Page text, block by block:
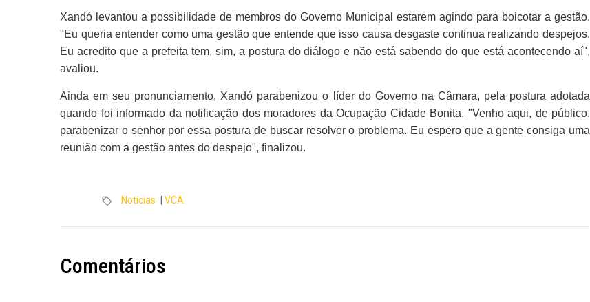
Xandó levantou a possibilidade de membros do Governo Municipal estarem agindo para boicotar a gestão.
"Eu queria entender como uma gestão que entende que isso causa desgaste continua realizando despejos.
Eu acredito que a prefeita tem, sim, a postura do diálogo e não está sabendo do que está acontecendo aí",
avaliou.
Ainda em seu pronunciamento, Xandó parabenizou o líder do Governo na Câmara, pela postura adotada
quando foi informado da notificação dos moradores da Ocupação Cidade Bonita. "Venho aqui, de público,
parabenizar o senhor por essa postura de buscar resolver o problema. Eu espero que a gente consiga uma
reunião com a gestão antes do despejo", finalizou.
Notícias VCA
Comentários